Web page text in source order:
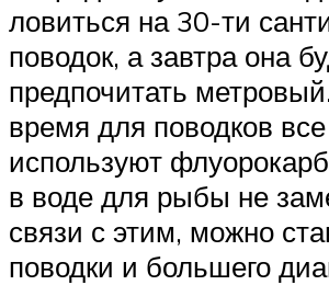
ловиться на 30-ти
поводок, а завтра она
предпочитать
время для поводков
используют
в воде для рыбы не
связи с этим, можно
поводки и большего